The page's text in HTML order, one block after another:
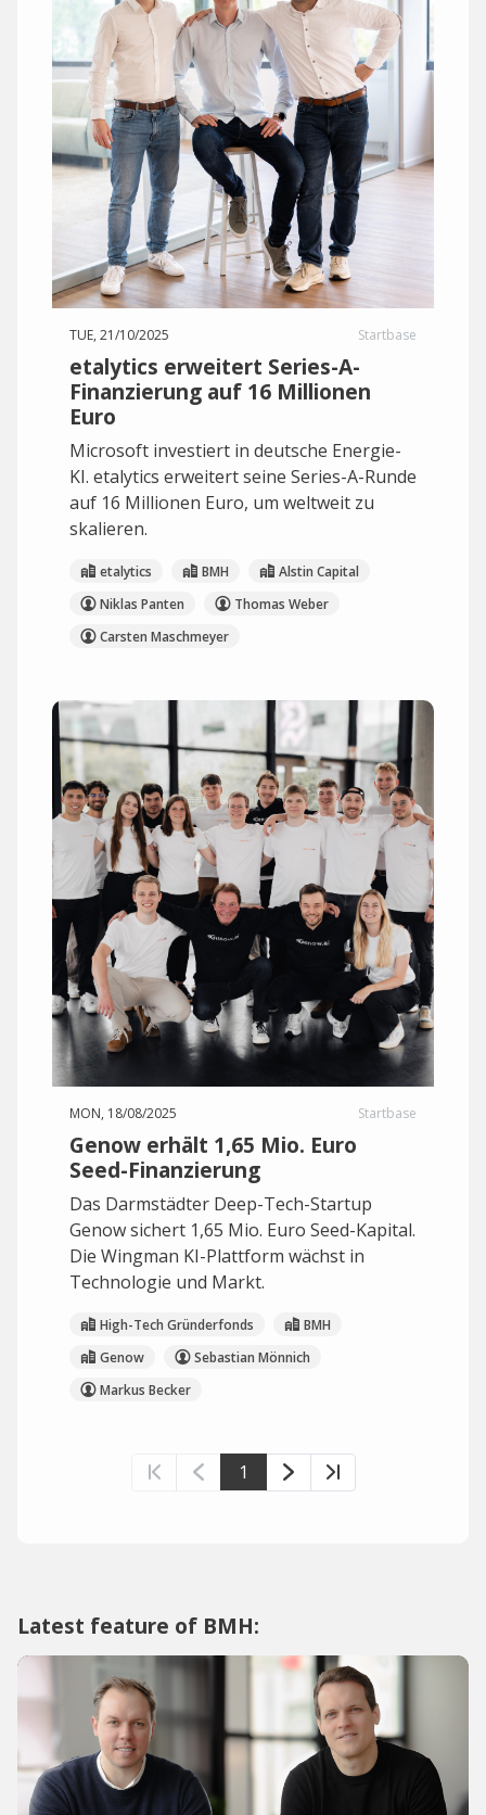
TUE, 21/10/2025 Startbase
etalytics erweitert Series-A-
Finanzierung auf 16 Millionen
Euro
Microsoft investiert in deutsche Energie-
KI. etalytics erweitert seine Series-A-Runde
auf 16 Millionen Euro, um weltweit zu
skalieren.
etalytics BMH
Alstin Capital
Niklas Panten
Thomas Weber
Carsten Maschmeyer
MON, 18/08/2025 Startbase
Genow erhält 1,65 Mio. Euro
Seed-Finanzierung
Das Darmstädter Deep-Tech-Startup
Genow sichert 1,65 Mio. Euro Seed-Kapital.
Die Wingman KI-Plattform wächst in
Technologie und Markt.
High-Tech Gründerfonds
BMH
Genow
Sebastian Mönnich
Markus Becker
1
Latest feature of BMH: